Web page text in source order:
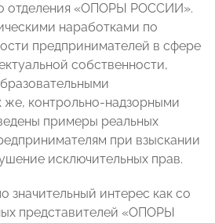
отделения «ОПОРЫ РОССИИ».
наработками по
предпринимателей в сфере
собственности,
же, контрольно-надзорными
примеры реальных
при взыскании
исключительных прав.
значительный интерес как со
представителей «ОПОРЫ